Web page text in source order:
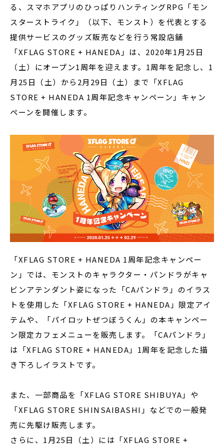
る、スマホアプリのひっぱりハンティングRPG「モン
スターストライク」（以下、モンスト）を代表とする
提供サービスのグッズ販売などを行う常設店舗
「XFLAG STORE + HANEDA」は、2020年1月25日
（土）にオープン1周年を迎えます。1周年を記念し、1
月25日（土）から2月29日（土）まで「XFLAG
STORE + HANEDA 1周年記念キャンペーン」キャン
ペーンを開催します。
「XFLAG STORE + HANEDA 1周年記念キャンペー
ン」では、モンストのキャラクター・パンドラがキャ
ビンアテンダント姿になった「CAパンドラ」のイラス
トを使用した「XFLAG STORE + HANEDA」限定アイ
テムや、「パイロットぜつぼうくん」の本キャンペー
ン限定カフェメニューを販売します。「CAパンドラ」
は「XFLAG STORE + HANEDA」1周年を記念した描
き下ろしイラストです。
また、一部商品を「XFLAG STORE SHIBUYA」や
「XFLAG STORE SHINSAIBASHI」などでの一般発
売に先駆け販売します。
さらに、1月25日（土）には「XFLAG STORE +